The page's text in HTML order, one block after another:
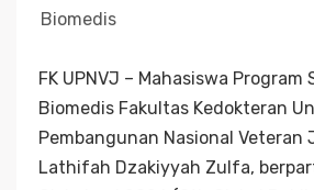
Biomedis
FK UPNVJ – Mahasiswa
Biomedis Fakultas Kedokteran
Pembangunan Nasional Veteran
Lathifah Dzakiyyah Zulfa,